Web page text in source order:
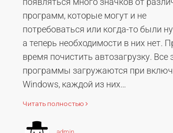
программ, которые могут и не
потребоваться или когда-то были
а теперь необходимости в них нет.
время почистить автозагрузку. Все
программы загружаются при
Windows, каждой из них…
Читать полностью